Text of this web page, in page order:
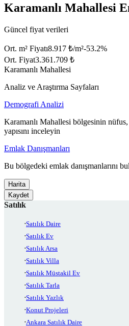
Karamanlı Mahallesi
Güncel fiyat verileri
Ort. m² Fiyatı8.917 ₺/m²-53.2%
Ort. Fiyat3.361.709 ₺
Karamanlı Mahallesi
Analiz ve Araştırma Sayfaları
Demografi Analizi
Karamanlı Mahallesi bölgesinin
yapısını inceleyin
Emlak Danışmanları
Bu bölgedeki emlak danışmanlarını
Harita
Kaydet
Satılık
Satılık Daire
Satılık Ev
Satılık Arsa
Satılık Villa
Satılık Müstakil Ev
Satılık Tarla
Satılık Yazlık
Konut Projeleri
Ankara Satılık Daire